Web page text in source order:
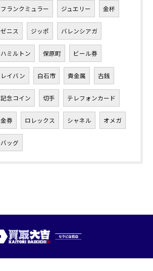
フランクミュラー ジュエリー 金杯
ゼニス ジッポ バレンシアガ
ハミルトン 保原町 ビール券
レイバン 白石市 貴金属 古銭
記念コイン 切手 テレフォンカード
金券 ロレックス シャネル オメガ
バッグ